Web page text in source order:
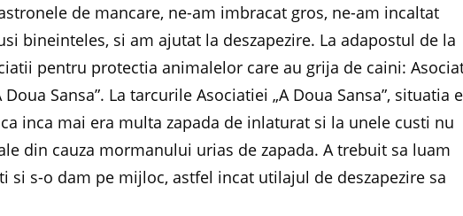
de mancare, ne-am imbracat gros, ne-am incaltat
bineinteles, si am ajutat la deszapezire. La adapostul de la
pentru protectia animalelor care au grija de caini:
Doua Sansa”. La tarcurile Asociatiei „A Doua Sansa”, situatia
inca mai era multa zapada de inlaturat si la unele custi nu
din cauza mormanului urias de zapada. A trebuit sa luam
si s-o dam pe mijloc, astfel incat utilajul de deszapezire sa